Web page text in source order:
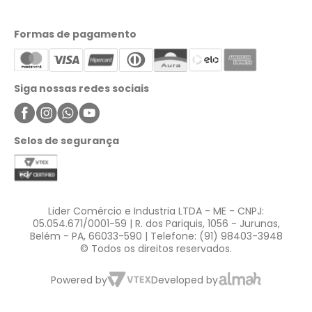
Meus Favoritos
Central de Atendimento
Formas de pagamento
Siga nossas redes sociais
Selos de segurança
Lider Comércio e Industria LTDA - ME - CNPJ:
05.054.671/0001-59 | R. dos Pariquis, 1056 - Jurunas,
Belém - PA, 66033-590 | Telefone: (91) 98403-3948
© Todos os direitos reservados.
Powered by Developed by